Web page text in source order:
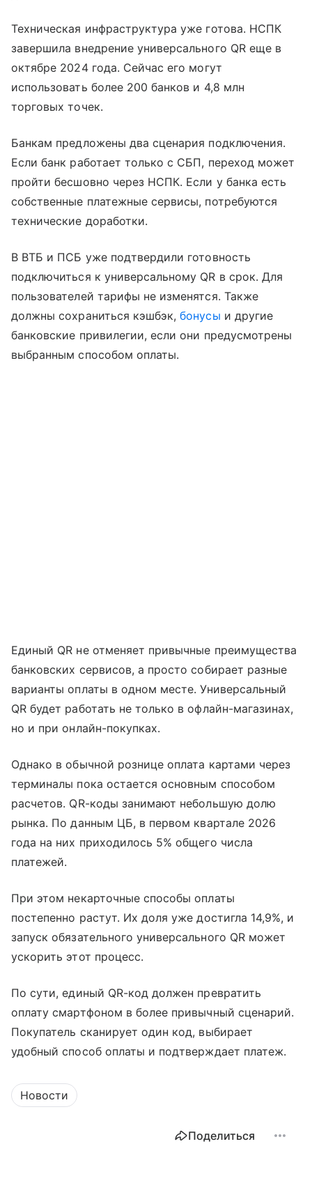
Техническая инфраструктура уже готова. НСПК
завершила внедрение универсального QR еще в
октябре 2024 года. Сейчас его могут
использовать более 200 банков и 4,8 млн
торговых точек.
Банкам предложены два сценария подключения.
Если банк работает только с СБП, переход может
пройти бесшовно через НСПК. Если у банка есть
собственные платежные сервисы, потребуются
технические доработки.
В ВТБ и ПСБ уже подтвердили готовность
подключиться к универсальному QR в срок. Для
пользователей тарифы не изменятся. Также
должны сохраниться кэшбэк,бонусы и другие
банковские привилегии, если они предусмотрены
выбранным способом оплаты.
Единый QR не отменяет привычные преимущества
банковских сервисов, а просто собирает разные
варианты оплаты в одном месте. Универсальный
QR будет работать не только в офлайн-магазинах,
но и при онлайн-покупках.
Однако в обычной рознице оплата картами через
терминалы пока остается основным способом
расчетов. QR-коды занимают небольшую долю
рынка. По данным ЦБ, в первом квартале 2026
года на них приходилось 5% общего числа
платежей.
При этом некарточные способы оплаты
постепенно растут. Их доля уже достигла 14,9%, и
запуск обязательного универсального QR может
ускорить этот процесс.
По сути, единый QR-код должен превратить
оплату смартфоном в более привычный сценарий.
Покупатель сканирует один код, выбирает
удобный способ оплаты и подтверждает платеж.
Новости
Поделиться